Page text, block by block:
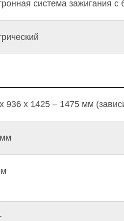
система зажигания
936 х 1425 – 1475 мм